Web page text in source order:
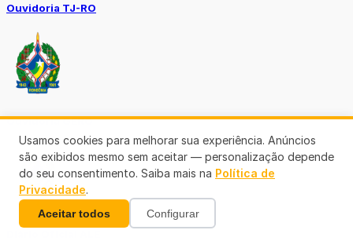
Ouvidoria TJ-RO
Ouvidoria GERO
Usamos cookies para melhorar sua experiência. Anúncios
são exibidos mesmo sem aceitar — personalização depende
do seu consentimento. Saiba mais na Política de
Privacidade.
Aceitar todos Configurar